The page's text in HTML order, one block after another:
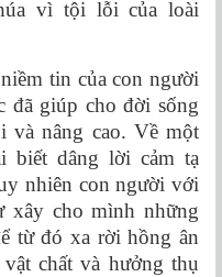
vì tội lỗi của loài
tin của con người
đã giúp cho đời sống
và nâng cao. Về một
biết dâng lời cảm tạ
nhiên con người với
xây cho mình những
từ đó xa rời hồng ân
chất và hưởng thụ